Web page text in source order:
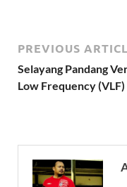
PREVIOUS
Selayang Pandang
Low Frequency (VLF)